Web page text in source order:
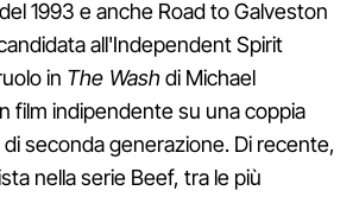
1993 e anche Road to Galveston
all'Independent Spirit
in The Washdi Michael
film indipendente su una coppia
seconda generazione. Di recente,
nella serie Beef, tra le più